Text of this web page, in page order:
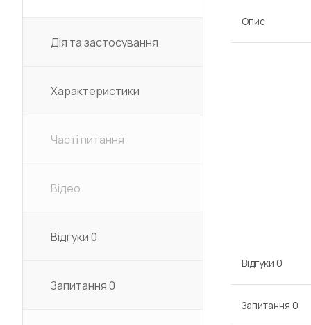
Дія та застосування
Характеристики
Часті питання
Відео
Відгуки0
Запитання0
Опис
Відгуки 0
Запитання 0